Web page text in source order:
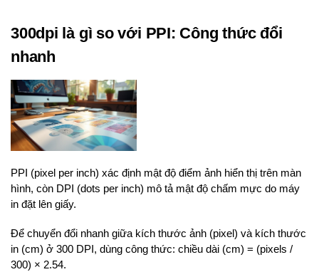
300dpi là gì so với PPI: Công thức đổi
nhanh
PPI (pixel per inch) xác định mật độ điểm ảnh hiển thị trên màn
hình, còn DPI (dots per inch) mô tả mật độ chấm mực do máy
in đặt lên giấy.
Để chuyển đổi nhanh giữa kích thước ảnh (pixel) và kích thước
in (cm) ở 300 DPI, dùng công thức: chiều dài (cm) = (pixels /
300) × 2.54.